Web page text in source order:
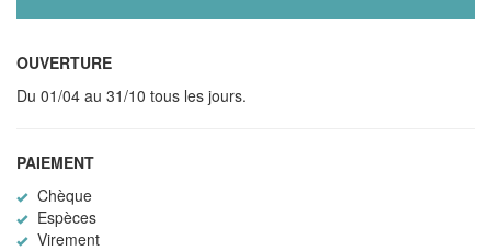
OUVERTURE
Du 01/04 au 31/10 tous les jours.
PAIEMENT
Chèque
Espèces
Virement